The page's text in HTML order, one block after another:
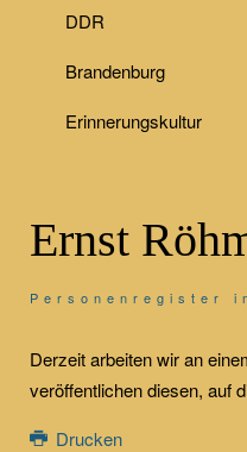
DDR
Brandenburg
Erinnerungskultur
Ernst
Personenregister
Derzeit arbeiten wir an
veröffentlichen diesen, auf
Drucken